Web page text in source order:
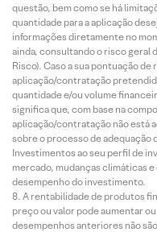
questão, bem como se há
quantidade para a aplicação
informações diretamente no
ainda, consultando o risco geral
Risco). Caso a sua pontuação
aplicação/contratação
quantidade e/ou volume
significa que, com base na
aplicação/contratação não está
sobre o processo de adequação
Investimentos ao seu perfil de
mercado, mudanças climáticas
desempenho do investimento.
A rentabilidade de produtos
preço ou valor pode aumentar
desempenhos anteriores não